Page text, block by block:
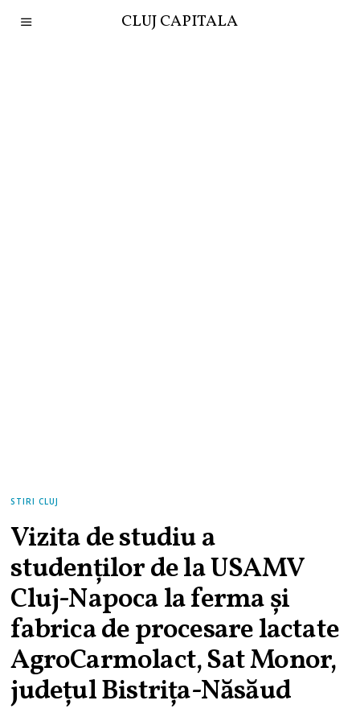
CLUJ CAPITALA
STIRI CLUJ
Vizita de studiu a
studenților de la USAMV
Cluj-Napoca la ferma și
fabrica de procesare lactate
AgroCarmolact, Sat Monor,
județul Bistrița-Năsăud